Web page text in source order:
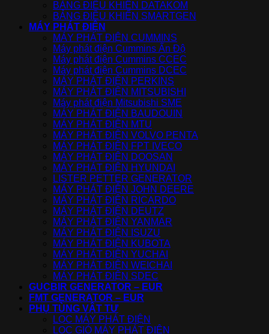
BẢNG ĐIỀU KHIỂN DATAKOM
BẢNG ĐIỀU KHIỂN SMARTGEN
MÁY PHÁT ĐIỆN
MÁY PHÁT ĐIỆN CUMMINS
Máy phát điện Cummins Ấn Độ
Máy phát điện Cummins CCEC
Máy phát điện Cummins DCEC
MÁY PHÁT ĐIỆN PERKINS
MÁY PHÁT ĐIỆN MITSUBISHI
Máy phát điện Mitsubishi SME
MÁY PHÁT ĐIỆN BAUDOUIN
MÁY PHÁT ĐIỆN MTU
MÁY PHÁT ĐIỆN VOLVO PENTA
MÁY PHÁT ĐIỆN FPT IVECO
MÁY PHÁT ĐIỆN DOOSAN
MÁY PHÁT ĐIỆN HYUNDAI
LISTER PETTER GENERATOR
MÁY PHÁT ĐIỆN JOHN DEERE
MÁY PHÁT ĐIỆN RICARDO
MÁY PHÁT ĐIỆN DEUTZ
MÁY PHÁT ĐIỆN YANMAR
MÁY PHÁT ĐIỆN ISUZU
MÁY PHÁT ĐIỆN KUBOTA
MÁY PHÁT ĐIỆN YUCHAI
MÁY PHÁT ĐIỆN WEICHAI
MÁY PHÁT ĐIỆN SDEC
GUCBIR GENERATOR – EUR
FMT GENERATOR – EUR
PHỤ TÙNG VẬT TƯ
LỌC MÁY PHÁT ĐIỆN
LỌC GIÓ MÁY PHÁT ĐIỆN